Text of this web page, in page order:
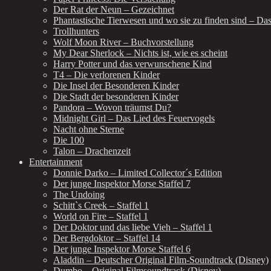
Der Rat der Neun – Gezeichnet
Phantastische Tierwesen und wo sie zu finden sind –
Trollhunters
Wolf Moon River – Buchvorstellung
My Dear Sherlock – Nichts ist, wie es scheint
Harry Potter und das verwunschene Kind
T4 – Die verlorenen Kinder
Die Insel der Besonderen Kinder
Die Stadt der besonderen Kinder
Pandora – Wovon träumst Du?
Midnight Girl – Das Lied des Feuervogels
Nacht ohne Sterne
Die 100
Talon – Drachenzeit
Entertainment
Donnie Darko – Limited Collector´s Edition
Der junge Inspektor Morse Staffel 7
The Undoing
Schitt`s Creek – Staffel 1
World on Fire – Staffel 1
Der Doktor und das liebe Vieh – Staffel 1
Der Bergdoktor – Staffel 14
Der junge Inspektor Morse Staffel 6
Aladdin – Deutscher Original Film-Soundtrack (Disney)